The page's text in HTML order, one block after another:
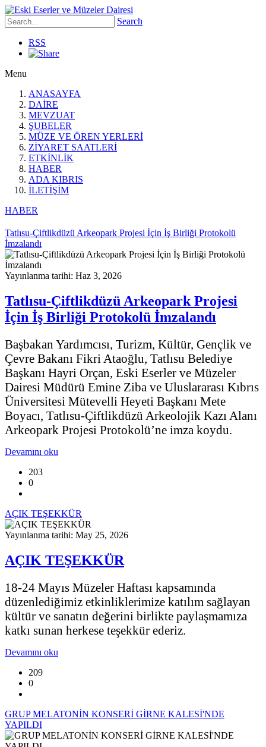
Search
RSS
Menu
ANASAYFA
DAİRE
MEVZUAT
ŞUBELER
MÜZE VE ÖREN YERLERİ
ZİYARET SAATLERİ
ETKİNLİK
HABER
ADA KIBRIS
İLETİŞİM
HABER
Tatlısu-Çiftlikdüzü Arkeopark Projesi İçin İş Birliği Protokolü
İmzalandı
Yayınlanma tarihi: Haz 3, 2026
Tatlısu-Çiftlikdüzü Arkeopark Projesi
İçin İş Birliği Protokolü İmzalandı
Başbakan Yardımcısı, Turizm, Kültür, Gençlik ve
Çevre Bakanı Fikri Ataoğlu, Tatlısu Belediye
Başkanı Hayri Orçan, Eski Eserler ve Müzeler
Dairesi Müdürü Emine Ziba ve Uluslararası Kıbrıs
Üniversitesi Mütevelli Heyeti Başkanı Mete
Boyacı, Tatlısu-Çiftlikdüzü Arkeolojik Kazı Alanı
Arkeopark Projesi Protokolü’ne imza koydu.
Devamını oku
203
0
AÇIK TEŞEKKÜR
Yayınlanma tarihi: May 25, 2026
AÇIK TEŞEKKÜR
18-24 Mayıs Müzeler Haftası kapsamında
düzenlediğimiz etkinliklerimize katılım sağlayan
kültür ve sanatın değerini birlikte paylaşmamıza
katkı sunan herkese teşekkür ederiz.
Devamını oku
209
0
GRUP MELATONİN KONSERİ GİRNE KALESİ'NDE
YAPILDI